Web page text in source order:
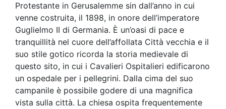
Protestante in Gerusalemme sin dall’anno in cui
venne costruita, il 1898, in onore dell’imperatore
Guglielmo II di Germania. È un’oasi di pace e
tranquillità nel cuore dell’affollata Città vecchia e il
suo stile gotico ricorda la storia medievale di
questo sito, in cui i Cavalieri Ospitalieri edificarono
un ospedale per i pellegrini. Dalla cima del suo
campanile è possibile godere di una magnifica
vista sulla città. La chiesa ospita frequentemente